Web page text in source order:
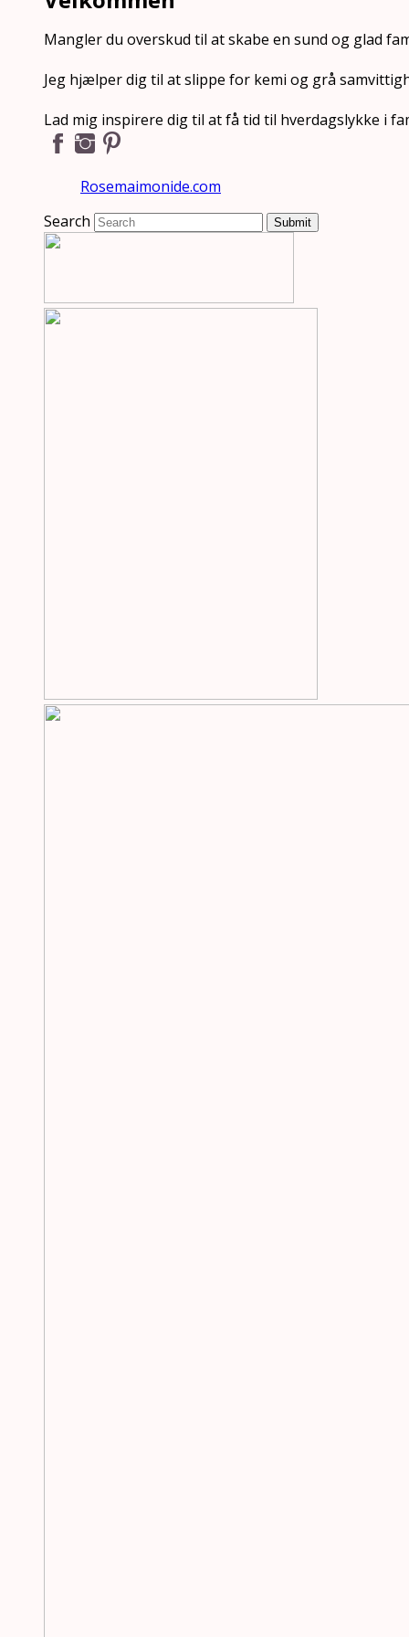
Mangler du overskud til at skabe en sund og glad
Jeg hjælper dig til at slippe for kemi og grå
Lad mig inspirere dig til at få tid til hverdagslykke i
Rosemaimonide.com
Search
Submit